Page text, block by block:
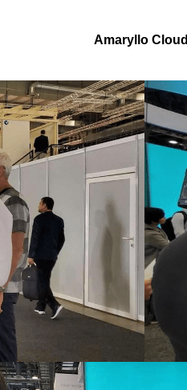
Amaryllo Cloud